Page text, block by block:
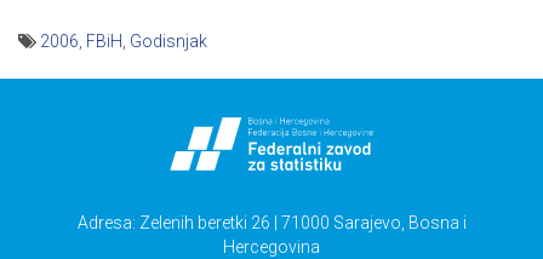
2006 FBiH Godisnjak
Adresa: Zelenih beretki 26 | 71000 Sarajevo, Bosna i
Hercegovina